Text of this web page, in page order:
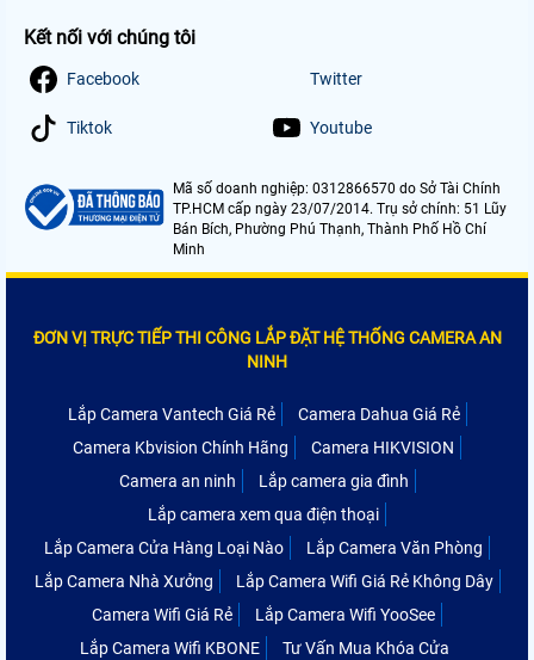
Kết nối với chúng tôi
Facebook Twitter
Tiktok Youtube
Mã số doanh nghiệp: 0312866570 do Sở Tài Chính
TP.HCM cấp ngày 23/07/2014. Trụ sở chính: 51 Lũy
Bán Bích, Phường Phú Thạnh, Thành Phố Hồ Chí
Minh
ĐƠN VỊ TRỰC TIẾP THI CÔNG LẮP ĐẶT HỆ THỐNG CAMERA AN
NINH
Lắp Camera Vantech Giá Rẻ
Camera Dahua Giá Rẻ
Camera Kbvision Chính Hãng
Camera HIKVISION
Camera an ninh
Lắp camera gia đình
Lắp camera xem qua điện thoại
Lắp Camera Cửa Hàng Loại Nào
Lắp Camera Văn Phòng
Lắp Camera Nhà Xưởng
Lắp Camera Wifi Giá Rẻ Không Dây
Camera Wifi Giá Rẻ
Lắp Camera Wifi YooSee
Lắp Camera Wifi KBONE
Tư Vấn Mua Khóa Cửa